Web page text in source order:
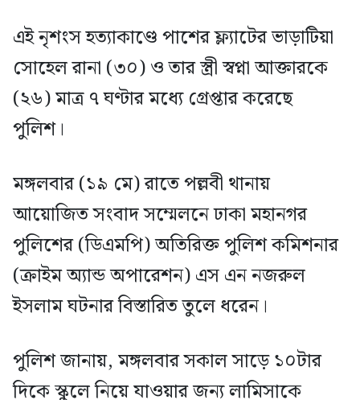
এই নৃশংস হত্যাকাণ্ডে পাশের ফ্ল্যাটের ভাড়াটিয়া
সোহেল রানা (৩০) ও তার স্ত্রী স্বপ্না আক্তারকে
(২৬) মাত্র ৭ ঘণ্টার মধ্যে গ্রেপ্তার করেছে
পুলিশ।
মঙ্গলবার (১৯ মে) রাতে পল্লবী থানায়
আয়োজিত সংবাদ সম্মেলনে ঢাকা মহানগর
পুলিশের (ডিএমপি) অতিরিক্ত পুলিশ কমিশনার
(ক্রাইম অ্যান্ড অপারেশন) এস এন নজরুল
ইসলাম ঘটনার বিস্তারিত তুলে ধরেন।
পুলিশ জানায়, মঙ্গলবার সকাল সাড়ে ১০টার
দিকে স্কুলে নিয়ে যাওয়ার জন্য লামিসাকে